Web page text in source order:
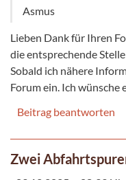
Asmus
Lieben Dank für Ihren
die entsprechende
Sobald ich nähere
Forum ein. Ich wünsche
Beitrag beantworten
Zwei